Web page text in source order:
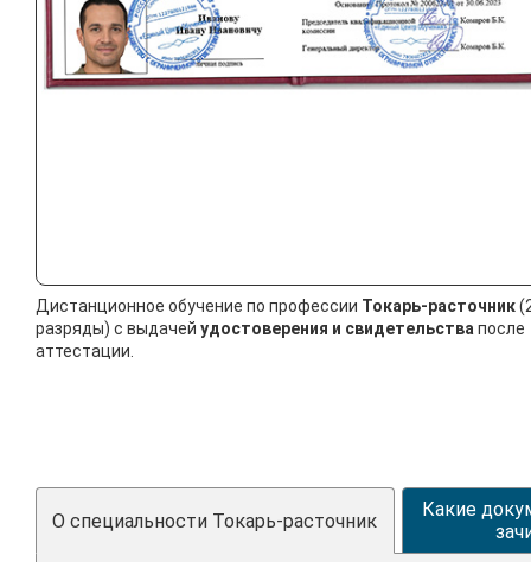
Дистанционное обучение по профессии Токарь-расточник
разряды) с выдачей удостоверения и свидетельствапосле
аттестации.
О специальности Токарь-расточник
Какие